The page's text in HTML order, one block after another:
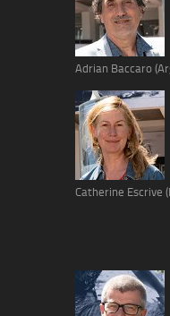
Adrian Baccaro
Catherine Escrive